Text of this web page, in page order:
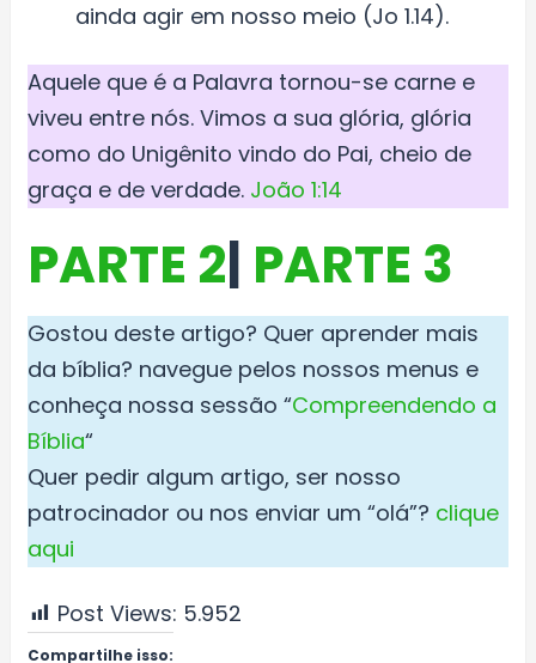
ainda agir em nosso meio (Jo 1.14).
Aquele que é a Palavra tornou-se carne e
viveu entre nós. Vimos a sua glória, glória
como do Unigênito vindo do Pai, cheio de
graça e de verdade. João 1:14
PARTE 2| PARTE 3
Gostou deste artigo? Quer aprender mais
da bíblia? navegue pelos nossos menus e
conheça nossa sessão “Compreendendo a
Bíblia“
Quer pedir algum artigo, ser nosso
patrocinador ou nos enviar um “olá”? clique
aqui
Post Views: 5.952
Compartilhe isso: